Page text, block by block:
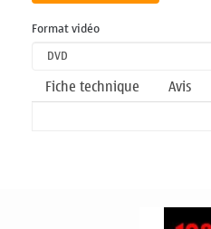
Format vidéo
Fiche technique Avis